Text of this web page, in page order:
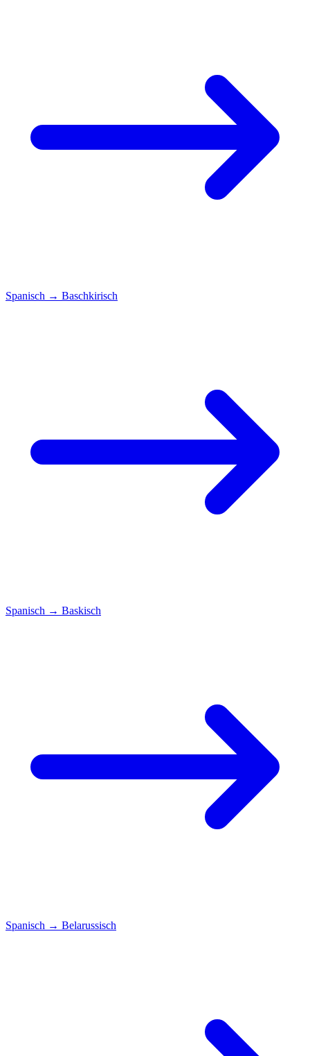
Spanisch → Baschkirisch
Spanisch → Baskisch
Spanisch → Belarussisch